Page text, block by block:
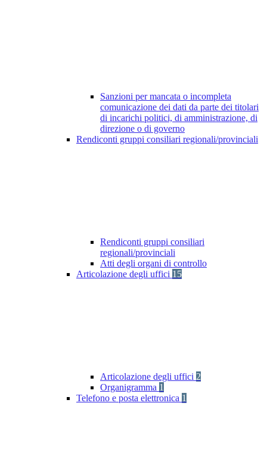
Sanzioni per mancata o incompleta
comunicazione dei dati da parte dei titolari
di incarichi politici, di amministrazione, di
direzione o di governo
Rendiconti gruppi consiliari regionali/provinciali
Rendiconti gruppi consiliari
regionali/provinciali
Atti degli organi di controllo
Articolazione degli uffici 15
Articolazione degli uffici 2
Organigramma 1
Telefono e posta elettronica 1